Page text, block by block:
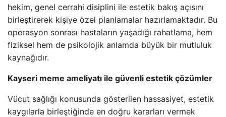
hekim, genel cerrahi disiplini ile estetik bakış açısını
birleştirerek kişiye özel planlamalar hazırlamaktadır. Bu
operasyon sonrası hastaların yaşadığı rahatlama, hem
fiziksel hem de psikolojik anlamda büyük bir mutluluk
kaynağıdır.
Kayseri meme ameliyatı ile güvenli estetik çözümler
Vücut sağlığı konusunda gösterilen hassasiyet, estetik
kaygılarla birleştiğinde en doğru kararları vermek